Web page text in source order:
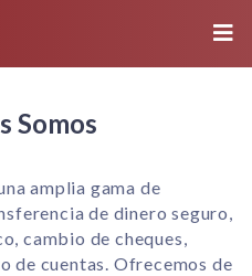
Somos
amplia gama de
de dinero seguro,
cambio de cheques,
de cuentas. Ofrecemos de